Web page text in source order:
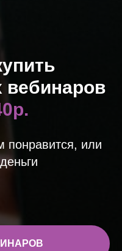
вебинаров
понравится, или